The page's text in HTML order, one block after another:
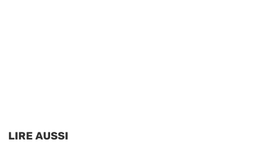
LIRE AUSSI